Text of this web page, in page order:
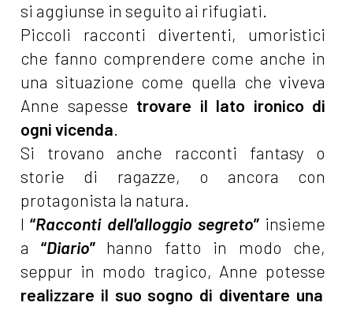
si aggiunse in seguito ai rifugiati.
Piccoli racconti divertenti, umoristici
che fanno comprendere come anche in
una situazione come quella che viveva
Anne sapesse trovare il lato ironico di
ogni vicenda.
Si trovano anche racconti fantasy o
storie di ragazze, o ancora con
protagonista la natura.
I“Racconti dell'alloggio segreto” insieme
a “Diario”hanno fatto in modo che,
seppur in modo tragico, Anne potesse
realizzare il suo sogno di diventare una